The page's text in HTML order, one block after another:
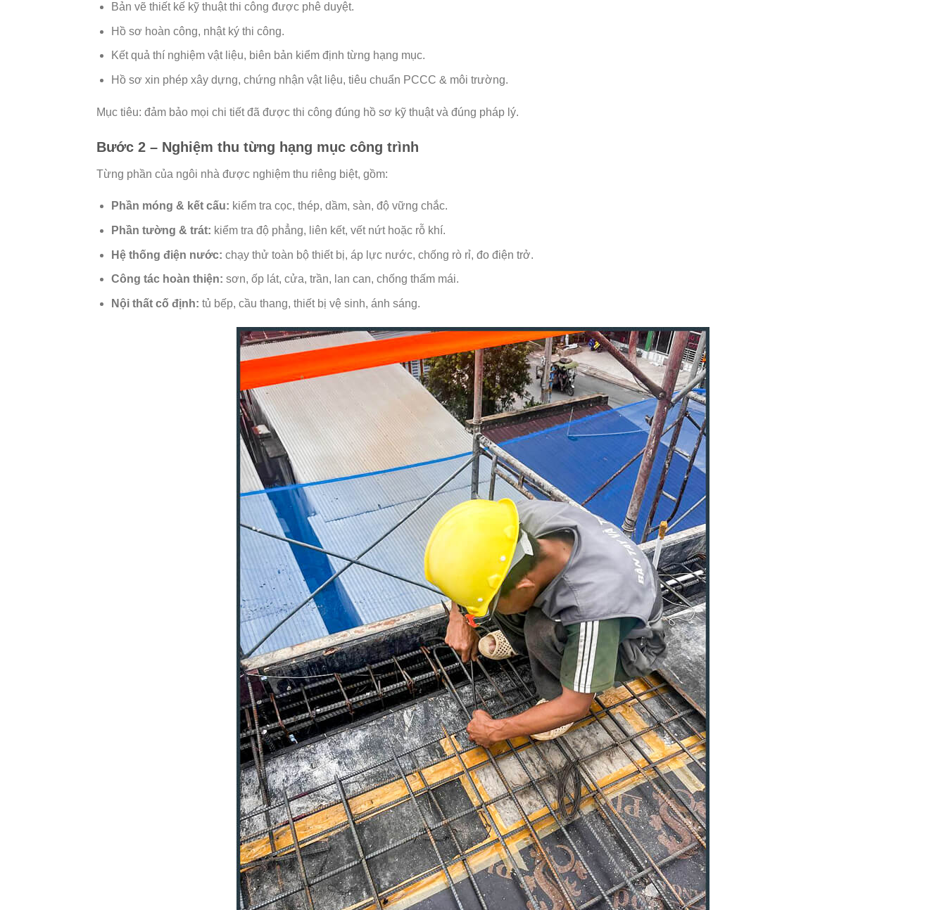
Bản vẽ thiết kế kỹ thuật thi công được phê duyệt.
Hồ sơ hoàn công, nhật ký thi công.
Kết quả thí nghiệm vật liệu, biên bản kiểm định từng hạng mục.
Hồ sơ xin phép xây dựng, chứng nhận vật liệu, tiêu chuẩn PCCC & môi trường.
Mục tiêu: đảm bảo mọi chi tiết đã được thi công đúng hồ sơ kỹ thuật và đúng pháp lý.
Bước 2 – Nghiệm thu từng hạng mục công trình
Từng phần của ngôi nhà được nghiệm thu riêng biệt, gồm:
Phần móng & kết cấu: kiểm tra cọc, thép, dầm, sàn, độ vững chắc.
Phần tường & trát: kiểm tra độ phẳng, liên kết, vết nứt hoặc rỗ khí.
Hệ thống điện nước: chạy thử toàn bộ thiết bị, áp lực nước, chống rò rỉ, đo điện trở.
Công tác hoàn thiện: sơn, ốp lát, cửa, trần, lan can, chống thấm mái.
Nội thất cố định: tủ bếp, cầu thang, thiết bị vệ sinh, ánh sáng.